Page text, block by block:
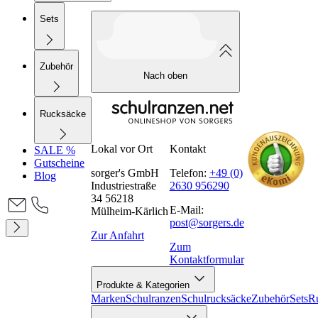
Sets
Zubehör
Rucksäcke
SALE %
Gutscheine
Blog
Nach oben
Lokal vor Ort
sorger's GmbH
Industriestraße
34 56218
Mülheim-Kärlich
Zur Anfahrt
Kontakt
Telefon: +49 (0)
2630 956290
E-Mail:
post@sorgers.de
Zum
Kontaktformular
Produkte & Kategorien
MarkenSchulranzenSchulrucksäckeZubehörSets